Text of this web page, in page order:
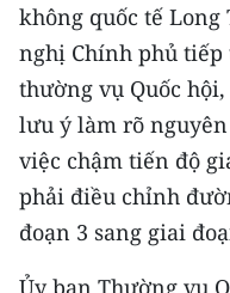
ENGLISH
中文
FRANÇAIS
РУССКИЙ
ESPAÑOL
không quốc tế Long
nghị Chính phủ tiếp
thường vụ Quốc
lưu ý làm rõ
việc chậm tiến độ
phải điều chỉnh
đoạn 3 sang giai
Ủy ban Thường vụ